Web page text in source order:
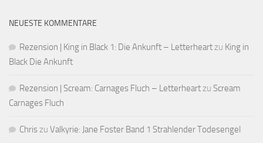
NEUESTE KOMMENTARE
Rezension | King in Black 1: Die Ankunft – Letterheartzu King in
Black Die Ankunft
Rezension | Scream: Carnages Fluch – Letterheartzu Scream
Carnages Fluch
Chriszu Valkyrie: Jane Foster Band 1 Strahlender Todesengel